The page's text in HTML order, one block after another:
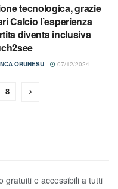
tecnologica, grazie
Calcio l’esperienza
diventa inclusiva
ORUNESU 07/12/2024
8
gratuiti e accessibili a tutti